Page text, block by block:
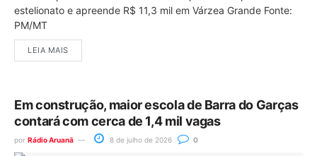
estelionato e apreende R$ 11,3 mil em Várzea Grande Fonte:
PM/MT
LEIA MAIS
Em construção, maior escola de Barra do Garças
contará com cerca de 1,4 mil vagas
por Rádio Aruanã 8 de julho de 2026 0